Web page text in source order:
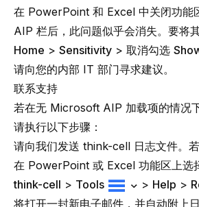
在 PowerPoint 和 Excel 中关闭功能
AIP 栏后，此问题似乎会消失。要将
Home > Sensitivity > 取消勾选
请向您的内部 IT 部门寻求建议。
联系支持
若在无 Microsoft AIP 加载项的情况
请执行以下步骤：
请向我们发送 think-cell 日志文件。
在 PowerPoint 或 Excel 功能区上选
think-cell > Tools > Help >
将打开一封新电子邮件，并自动附上日